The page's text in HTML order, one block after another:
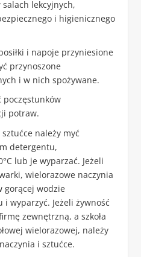
salach lekcyjnych,
i higienicznego
i napoje przyniesione
przynoszone
i w nich spożywane.
poczęstunków
potraw.
należy myć
detergentu,
lub je wyparzać. Jeżeli
wielorazowe naczynia
gorącej wodzie
wyparzyć. Jeżeli żywność
zewnętrzną, a szkoła
wielorazowej, należy
i sztućce.